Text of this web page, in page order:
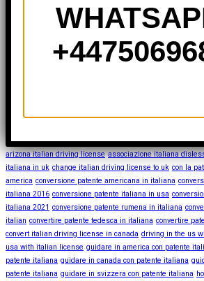
Archives
Tags
arizona italian driving license associazione italiana
italiana in uk change italian driving license to uk con la
america conversione patente americana in italiana
italiana 2016 conversione patente italiana in usa
italiana 2021 conversione patente rumena in italiana
italian convertire patente tedesca in italiana convertire
convert italian driving license in canada driving in the us
usa with italian license guidare in america con patente
patente italiana guidare in canada con patente italiana
patente italiana guidare in svizzera con patente italiana